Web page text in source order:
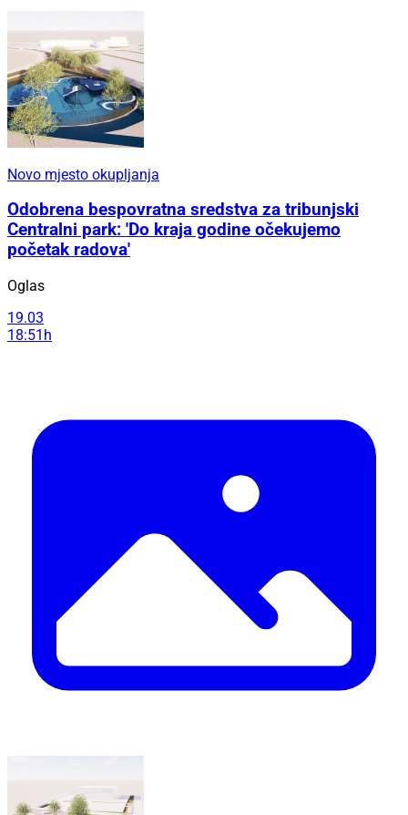
Novo mjesto okupljanja
Odobrena bespovratna sredstva za tribunjski
Centralni park: 'Do kraja godine očekujemo
početak radova'
Oglas
19.03
18:51h